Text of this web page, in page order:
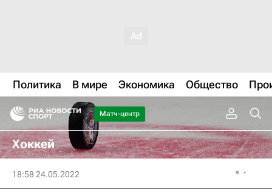
Политика В мире Экономика Общество
Матч-центр
Хоккей
18:58 24.05.2022